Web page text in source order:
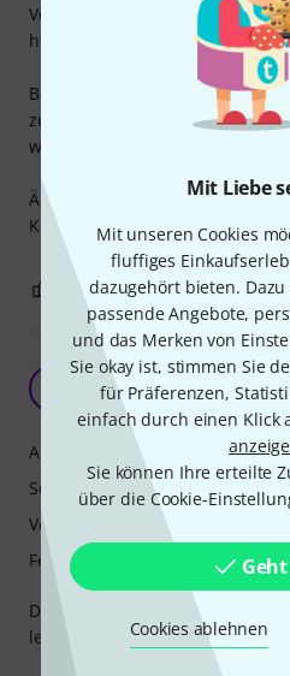
Mit Liebe
Mit unseren Cookies
fluffiges
dazugehört bieten.
passende Angebote,
und das Merken von
Sie okay ist, stimmen Sie
für Präferenzen,
einfach durch einen Klick
Sie können Ihre erteilte
über die Cookie-
Cookies ablehnen
Vom ersten Tag an nur positiv -
hervorragend.
Beim Mundstück bin ich noch
zufrieden -
wird aber kommen.
Ändert nichts wunderbaren ,
Klarinette.
0 BEWERTUNG
Perfekte Klarinette
Amigo3
Die Klarinette hat einen super
leicht anspielen
Ansprache
Sound
Verarbeitung
Features